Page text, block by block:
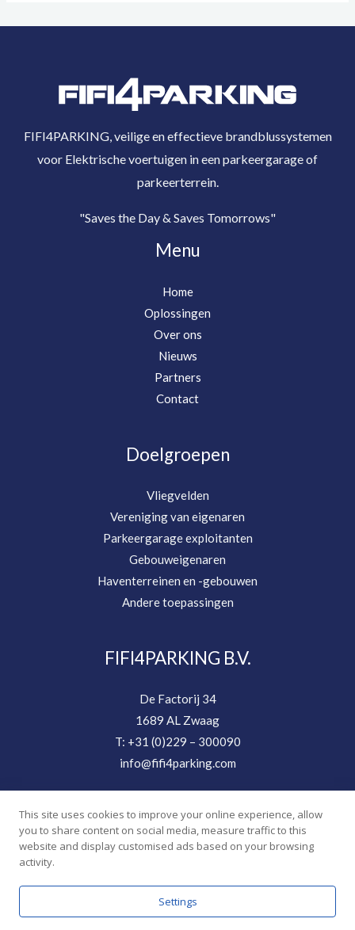
FIFI4PARKING, veilige en effectieve brandblussystemen
voor Elektrische voertuigen in een parkeergarage of
parkeerterrein.
"Saves the Day& Saves Tomorrows"
Menu
Home
Oplossingen
Over ons
Nieuws
Partners
Contact
Doelgroepen
Vliegvelden
Vereniging van eigenaren
Parkeergarage exploitanten
Gebouweigenaren
Haventerreinen en -gebouwen
Andere toepassingen
FIFI4PARKING B.V.
De Factorij 34
1689 AL Zwaag
T: +31 (0)229 – 300090
info@fifi4parking.com
© 2026 FIFI4PARKING B.V.
This site uses cookies to improve your online experience, allow
you to share content on social media, measure traffic to this
website and display customised ads based on your browsing
activity.
Settings